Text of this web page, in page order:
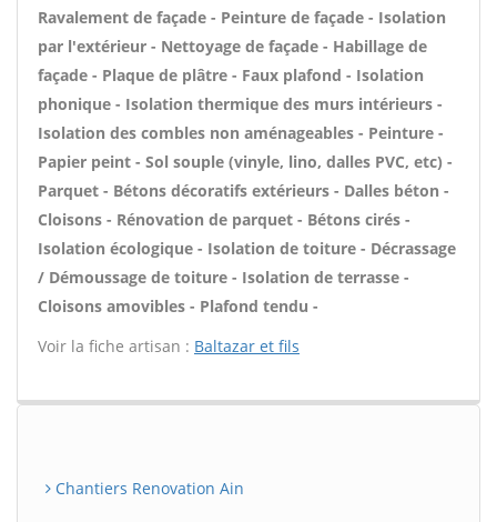
Ravalement de façade - Peinture de façade - Isolation
par l'extérieur - Nettoyage de façade - Habillage de
façade - Plaque de plâtre - Faux plafond - Isolation
phonique - Isolation thermique des murs intérieurs -
Isolation des combles non aménageables - Peinture -
Papier peint - Sol souple (vinyle, lino, dalles PVC, etc) -
Parquet - Bétons décoratifs extérieurs - Dalles béton -
Cloisons - Rénovation de parquet - Bétons cirés -
Isolation écologique - Isolation de toiture - Décrassage
/ Démoussage de toiture - Isolation de terrasse -
Cloisons amovibles - Plafond tendu -
Voir la fiche artisan : Baltazar et fils
Chantiers Renovation Ain